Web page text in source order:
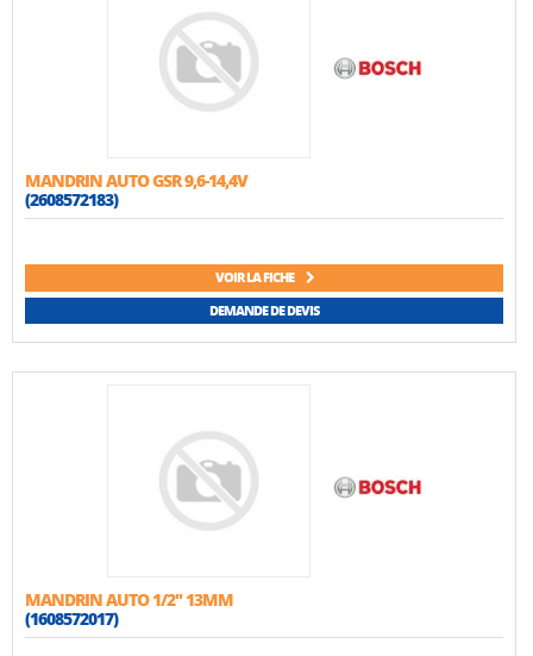
MANDRIN AUTO GSR 9,6-14,4V
(2608572183)
VOIR LA FICHE
DEMANDE DE DEVIS
MANDRIN AUTO 1/2'' 13MM
(1608572017)